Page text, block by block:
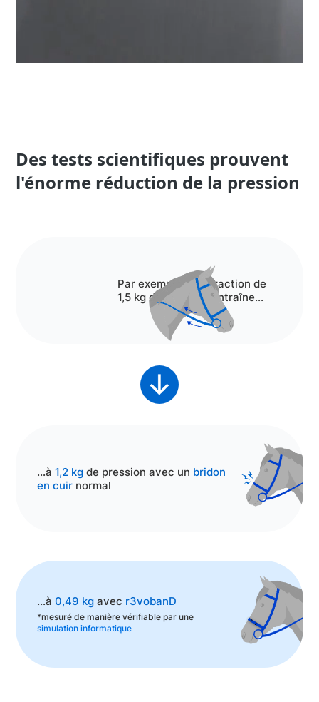
Des tests scientifiques prouvent
l'énorme réduction de la pression
Par exemple, une traction de
1,5 kg de pression entraîne...
...à1,2 kg de pression avec un bridon
en cuir normal
...à0,49 kg avec r3vobanD
*mesuré de manière vérifiable par une
simulation informatique